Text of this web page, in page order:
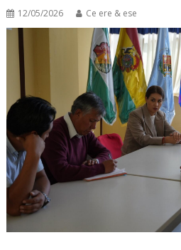
12/05/2026 Ce ere & ese